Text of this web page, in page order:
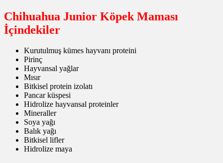
Chihuahua Junior Köpek Maması
İçindekiler
Kurutulmuş kümes hayvanı proteini
Pirinç
Hayvansal yağlar
Mısır
Bitkisel protein izolatı
Pancar küspesi
Hidrolize hayvansal proteinler
Mineraller
Soya yağı
Balık yağı
Bitkisel lifler
Hidrolize maya